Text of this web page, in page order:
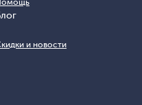
и новости